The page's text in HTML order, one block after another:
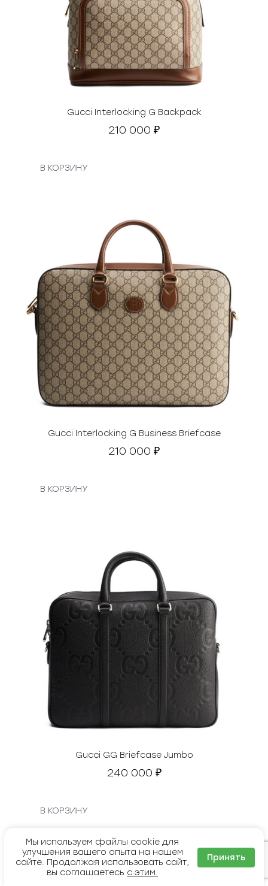
Gucci Interlocking G Backpack
210 000 ₽
В КОРЗИНУ
Gucci Interlocking G Business Briefcase
210 000 ₽
В КОРЗИНУ
Gucci GG Briefcase Jumbo
240 000 ₽
В КОРЗИНУ
Мы используем файлы cookie для
улучшения вашего опыта на нашем
сайте. Продолжая использовать сайт,
вы соглашаетесь с этим.
Принять